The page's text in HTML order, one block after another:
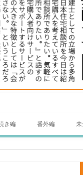
き編 番外編 未